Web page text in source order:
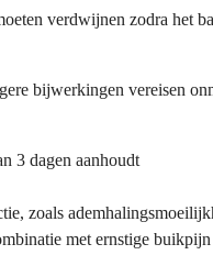
verdwijnen zodra het
bijwerkingen vereisen
3 dagen aanhoudt
zoals
met ernstige buikpijn